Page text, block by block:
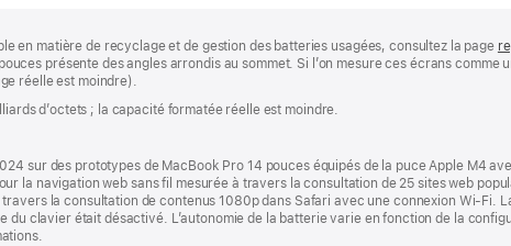
en matière de recyclage et de gestion des batteries usagées, consultez la page
présente des angles arrondis au sommet. Si l’on mesure ces écrans
réelle est moindre).
d’octets ; la capacité formatée réelle est moindre.
sur des prototypes de MacBook Pro 14 pouces équipés de la puce Apple M4
la navigation web sans fil mesurée à travers la consultation de 25 sites web
la consultation de contenus 1080p dans Safari avec une connexion Wi-Fi.
du clavier était désactivé. L’autonomie de la batterie varie en fonction de la